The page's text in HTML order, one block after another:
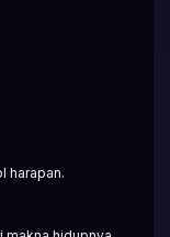
harapan.